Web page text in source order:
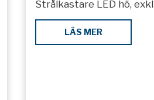
Strålkastare LED hö, exkl
LÄS MER